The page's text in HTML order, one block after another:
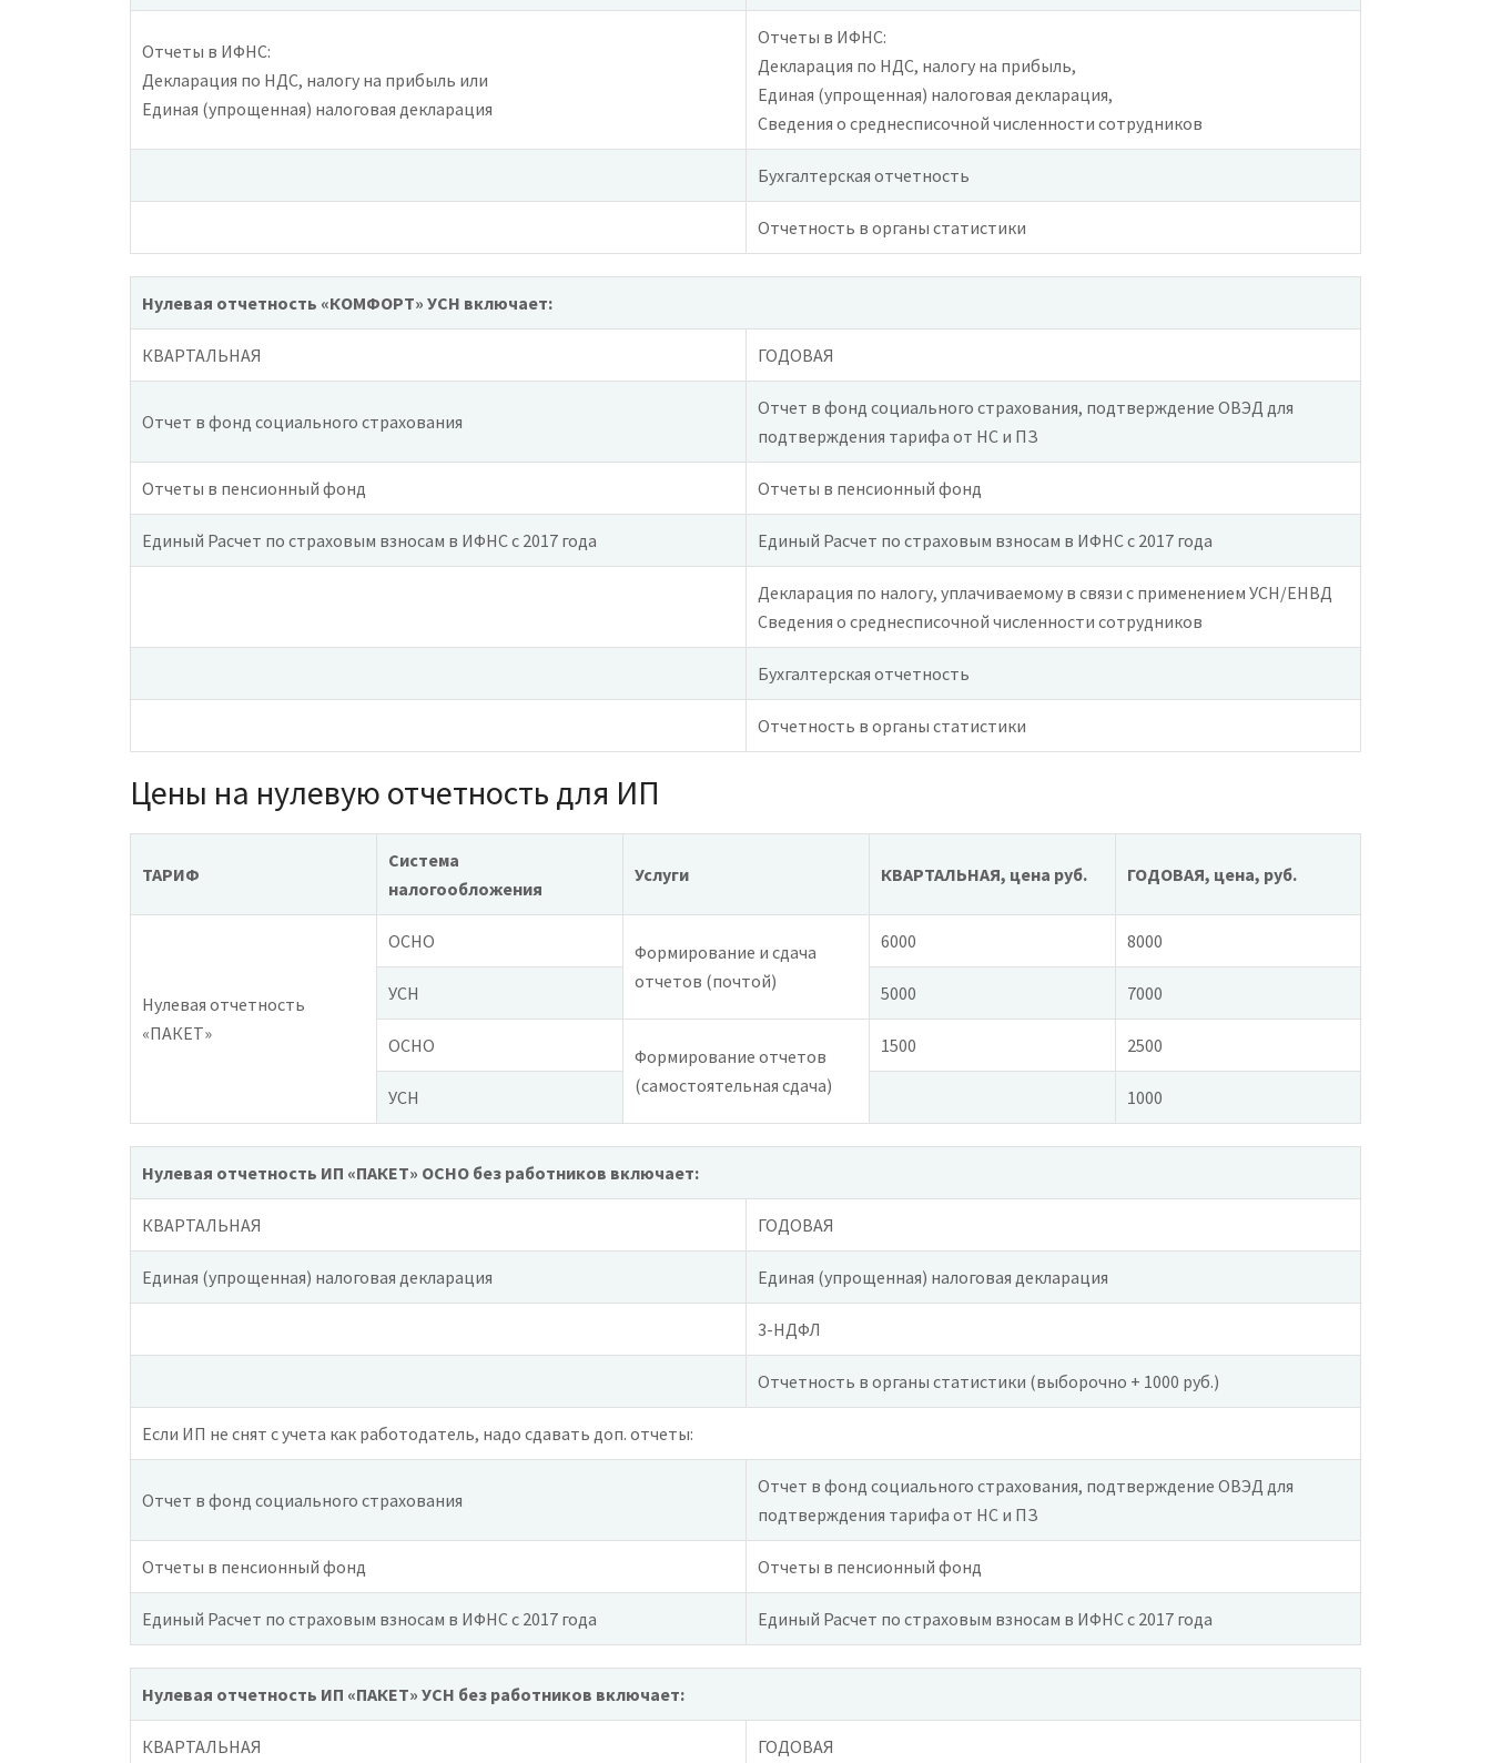
Отчеты в ИФНС:
Декларация по НДС, налогу на прибыль или
Единая (упрощенная) налоговая декларация
Отчеты в ИФНС:
Декларация по НДС, налогу на прибыль,
Единая (упрощенная) налоговая декларация,
Сведения о среднесписочной численности сотрудников
Бухгалтерская отчетность
Отчетность в органы статистики
Нулевая отчетность «КОМФОРТ» УСН включает:
КВАРТАЛЬНАЯ ГОДОВАЯ
Отчет в фонд социального страхования
Отчет в фонд социального страхования, подтверждение ОВЭД для
подтверждения тарифа от НС и ПЗ
Отчеты в пенсионный фонд Отчеты в пенсионный фонд
Единый Расчет по страховым взносам в ИФНС с 2017 года Единый Расчет по страховым взносам в ИФНС с 2017 года
Декларация по налогу, уплачиваемому в связи с применением УСН/ЕНВД
Сведения о среднесписочной численности сотрудников
Бухгалтерская отчетность
Отчетность в органы статистики
Цены на нулевую отчетность для ИП
ТАРИФ
Система
налогообложения
Услуги КВАРТАЛЬНАЯ, цена руб. ГОДОВАЯ, цена, руб.
Нулевая отчетность
«ПАКЕТ»
ОСНО
Формирование и сдача
отчетов (почтой)
6000 8000
УСН 5000 7000
ОСНО
Формирование отчетов
(самостоятельная сдача)
1500 2500
УСН 1000
Нулевая отчетность ИП «ПАКЕТ» ОСНО без работников включает:
КВАРТАЛЬНАЯ ГОДОВАЯ
Единая (упрощенная) налоговая декларация Единая (упрощенная) налоговая декларация
3-НДФЛ
Отчетность в органы статистики (выборочно + 1000 руб.)
Если ИП не снят с учета как работодатель, надо сдавать доп. отчеты:
Отчет в фонд социального страхования
Отчет в фонд социального страхования, подтверждение ОВЭД для
подтверждения тарифа от НС и ПЗ
Отчеты в пенсионный фонд Отчеты в пенсионный фонд
Единый Расчет по страховым взносам в ИФНС с 2017 года Единый Расчет по страховым взносам в ИФНС с 2017 года
Нулевая отчетность ИП «ПАКЕТ» УСН без работников включает:
КВАРТАЛЬНАЯ ГОДОВАЯ